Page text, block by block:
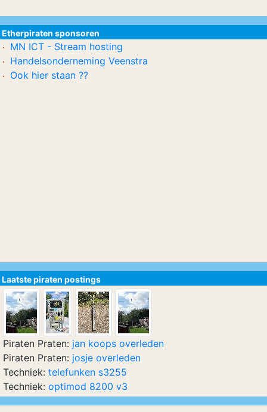
Etherpiraten sponsoren
MN ICT - Stream hosting
Handelsonderneming Veenstra
Ook hier staan ??
Laatste piraten postings
Piraten Praten: jan koops overleden
Piraten Praten: josje overleden
Techniek: telefunken s3255
Techniek: optimod 8200 v3